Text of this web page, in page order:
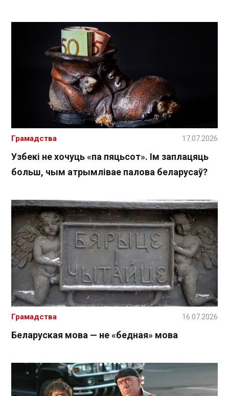
Узбекі не хочуць «па пяцьсот». Ім заплацяць
больш, чым атрымлівае палова беларусаў?
Грамадства 17.07.2026
Беларуская мова — не «бедная» мова
Грамадства 16.07.2026